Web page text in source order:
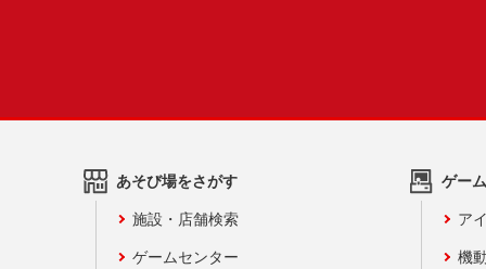
あそび場をさがす
施設・店舗検索
ゲームセンター
ゲー
ア
機